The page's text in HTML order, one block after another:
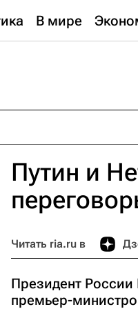
В мире
Путин и
Читать ria.ru в
Президент
премьер-